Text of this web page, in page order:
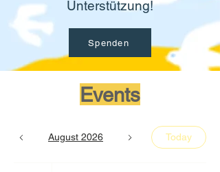
Unterstützung!
Spenden
Events
August 2026 Today